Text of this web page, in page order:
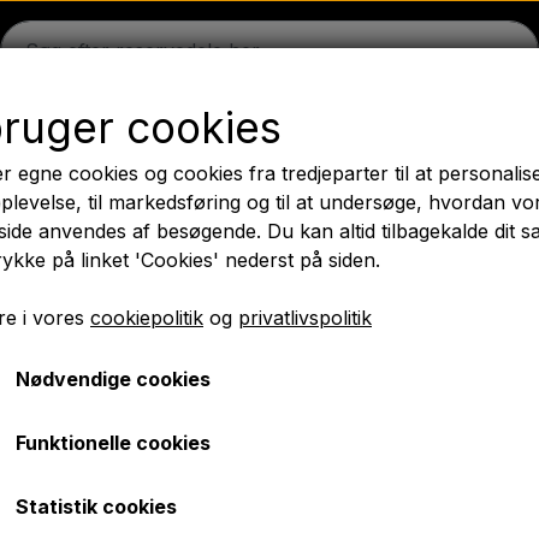
Massey Ferguson Fordson
Olie Kemi El-dele LED Lygter Pære Maling
PTO Aksler GARDLOC Værksted/ Værktøj Tilbud
- med stik terminal
Tændspole 12V. - med
kr. 279,00
cookies
egne cookies og cookies fra tredjeparter til at
til markedsføring og til at undersøge, hvordan
anvendes af besøgende. Du kan altid tilbagekalde dit
på linket 'Cookies' nederst på siden.
i vores cookiepolitik og privatlivspolitik
Nødvendige cookies
Funktionelle cookies
Statistik cookies